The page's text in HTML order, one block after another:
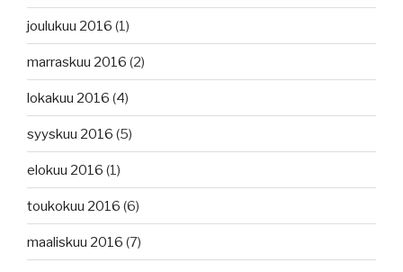
joulukuu 2016 (1)
marraskuu 2016 (2)
lokakuu 2016 (4)
syyskuu 2016 (5)
elokuu 2016 (1)
toukokuu 2016 (6)
maaliskuu 2016 (7)